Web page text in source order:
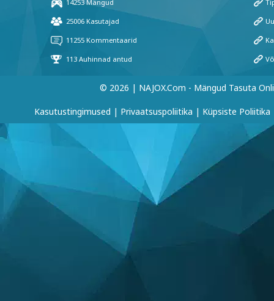
© 2026 | NAJOX.com - Mängud Tasuta
Kasutustingimused | Privaatsuspoliitika | Küpsiste Poliitika